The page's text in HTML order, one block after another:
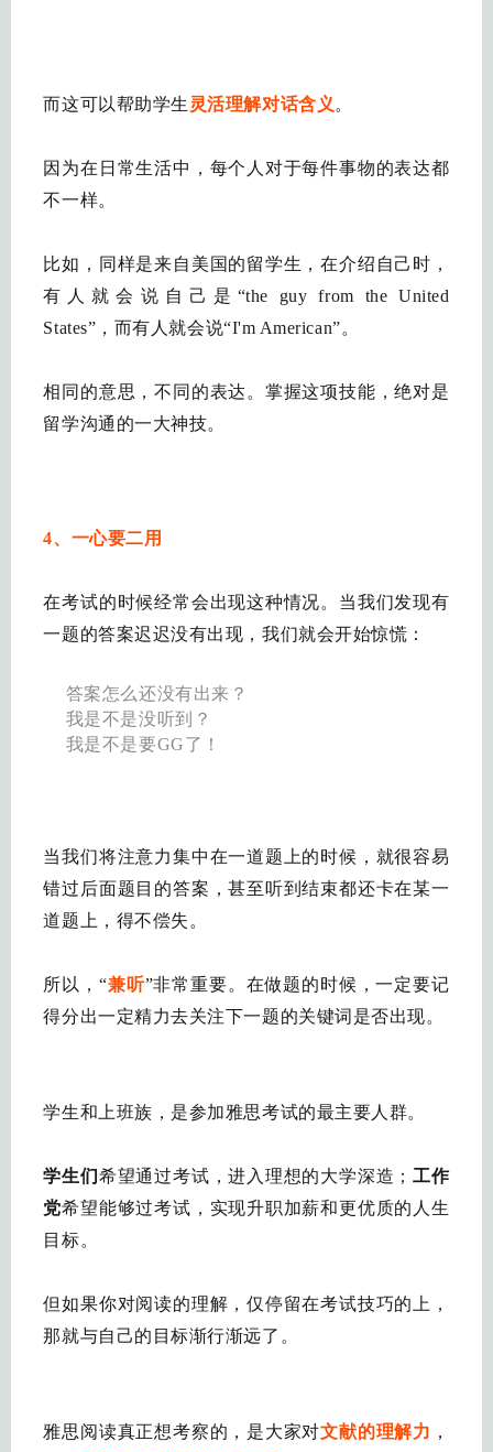
而这可以帮助学生 灵活理解对话含义 。
因为在日常生活中，每个人对于每件事物的表达都
不一样。
比如，同样是来自美国的留学生，在介绍自己时，
有人就会说自己是“the guy from the United
States”，而有人就会说“I'm American”。
相同的意思，不同的表达。掌握这项技能，绝对是
留学沟通的一大神技。
4、一心要二用
在考试的时候经常会出现这种情况。当我们发现有
一题的答案迟迟没有出现，我们就会开始惊慌：
答案怎么还没有出来？
我是不是没听到？
我是不是要GG了！
当我们将注意力集中在一道题上的时候，就很容易
错过后面题目的答案，甚至听到结束都还卡在某一
道题上，得不偿失。
所以，“兼听”非常重要。在做题的时候，一定要记
得分出一定精力去关注下一题的关键词是否出现。
学生和上班族，是参加雅思考试的最主要人群。
学生们希望通过考试，进入理想的大学深造； 工作
党希望能够过考试，实现升职加薪和更优质的人生
目标。
但如果你对阅读的理解，仅停留在考试技巧的上，
那就与自己的目标渐行渐远了。
雅思阅读真正想考察的，是大家对文献的理解力 ，